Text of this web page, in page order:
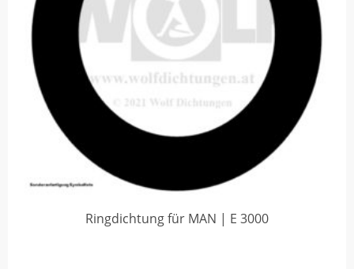
Ringdichtung für MAN | E 3000